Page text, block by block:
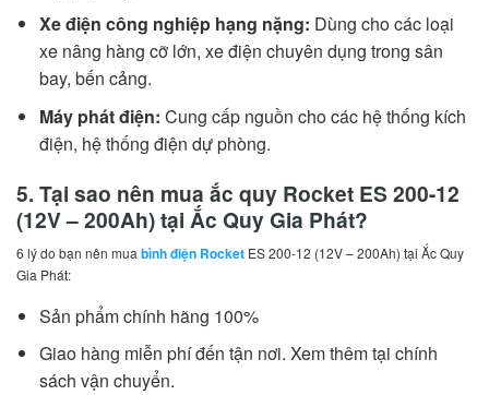
Xe điện công nghiệp hạng nặng: Dùng cho các loại
xe nâng hàng cỡ lớn, xe điện chuyên dụng trong sân
bay, bến cảng.
Máy phát điện: Cung cấp nguồn cho các hệ thống kích
điện, hệ thống điện dự phòng.
5. Tại sao nên mua ắc quy Rocket ES 200-12
(12V – 200Ah) tại Ắc Quy Gia Phát?
6 lý do bạn nên mua bình điện Rocket ES 200-12 (12V – 200Ah) tại Ắc Quy
Gia Phát:
Sản phẩm chính hãng 100%
Giao hàng miễn phí đến tận nơi. Xem thêm tại chính
sách vận chuyển.